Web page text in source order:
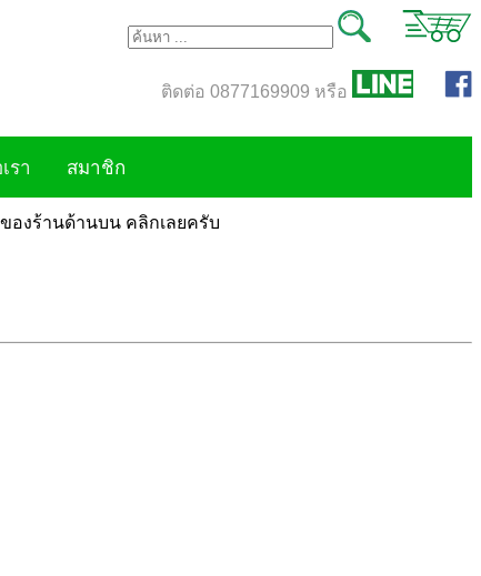
ติดต่อ 0877169909 หรือ
รา สมาชิก
องร้านด้านบน คลิกเลยครับ